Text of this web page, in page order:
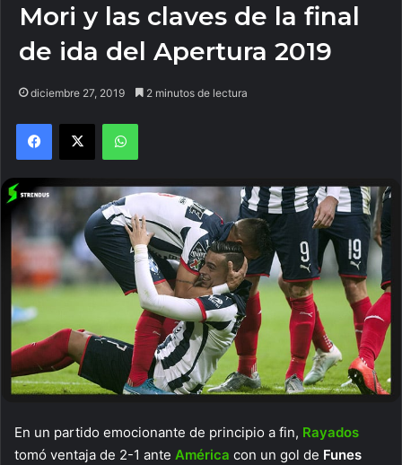
Mori y las claves de la final
de ida del Apertura 2019
diciembre 27, 2019 2 minutos de lectura
Facebook
X WhatsApp
En un partido emocionante de principio a fin, Rayados
tomó ventaja de 2-1 ante América con un gol de Funes